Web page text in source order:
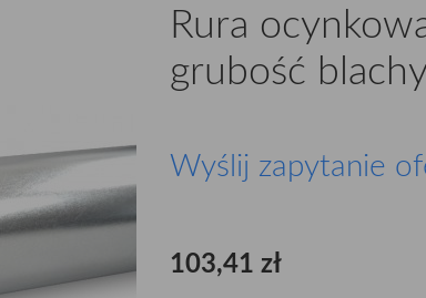
Rura
grubość
Wyślij zapytanie
103,41 zł